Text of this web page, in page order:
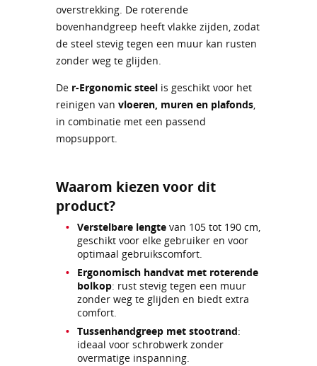
overstrekking. De roterende
bovenhandgreep heeft vlakke zijden, zodat
de steel stevig tegen een muur kan rusten
zonder weg te glijden.
De r-Ergonomic steel is geschikt voor het
reinigen van vloeren, muren en plafonds,
in combinatie met een passend
mopsupport.
Waarom kiezen voor dit
product?
Verstelbare lengte van 105 tot 190 cm,
geschikt voor elke gebruiker en voor
optimaal gebruikscomfort.
Ergonomisch handvat met roterende
bolkop: rust stevig tegen een muur
zonder weg te glijden en biedt extra
comfort.
Tussenhandgreep met stootrand:
ideaal voor schrobwerk zonder
overmatige inspanning.